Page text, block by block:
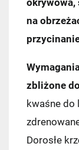
na
zbliżone
kwaśne do
Dorosłe